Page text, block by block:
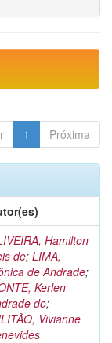
1 Próxima
Hamilton
de; LIMA,
de Andrade;
Kerlen
do;
Vivianne